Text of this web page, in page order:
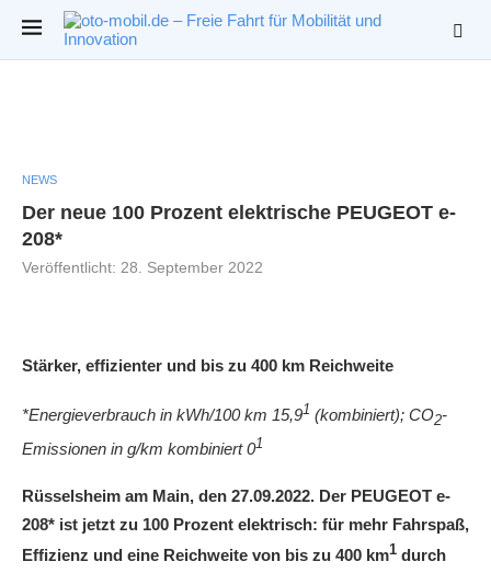
NEWS
Der neue 100 Prozent elektrische PEUGEOT e-
208*
Veröffentlicht: 28. September 2022
Stärker, effizienter und bis zu 400 km Reichweite
*Energieverbrauch in kWh/100 km 15,91 (kombiniert); CO2-
Emissionen in g/km kombiniert 01
Rüsselsheim am Main, den 27.09.2022. Der PEUGEOT e-
208* ist jetzt zu 100 Prozent elektrisch: für mehr Fahrspaß,
Effizienz und eine Reichweite von bis zu 400 km1 durch